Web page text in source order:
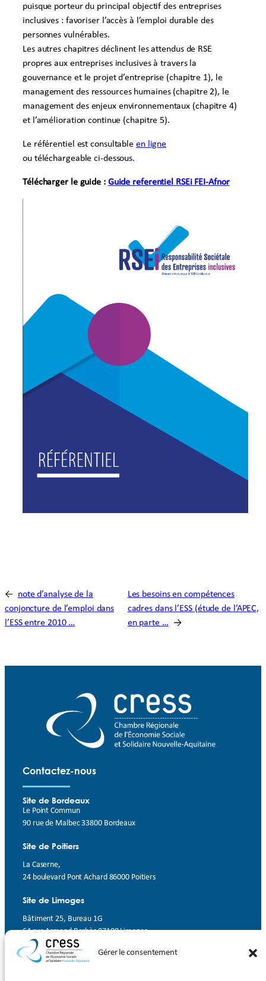
Gérer le consentement
puisque porteur du principal objectif des entreprises
inclusives : favoriser l’accès à l’emploi durable des
personnes vulnérables.
Les autres chapitres déclinent les attendus de RSE
propres aux entreprises inclusives à travers la
gouvernance et le projet d’entreprise (chapitre 1), le
management des ressources humaines (chapitre 2), le
management des enjeux environnementaux (chapitre 4)
et l’amélioration continue (chapitre 5).
Le référentiel est consultable en ligne
ou téléchargeable ci-dessous.
Télécharger le guide : Guide referentiel RSEi FEI-Afnor
← note d’analyse de la
conjoncture de l’emploi dans
l’ESS entre 2010 …
Les besoins en compétences
cadres dans l’ESS (étude de l’APEC,
en parte …
→
Contactez-nous
Site de Bordeaux
Le Point Commun
90 rue de Malbec 33800 Bordeaux
Site de Poitiers
La Caserne,
24 boulevard Pont Achard 86000 Poitiers
Site de Limoges
Bâtiment 25, Bureau 1G
64 rue Armand Barbès 87100 Limoges
Contact